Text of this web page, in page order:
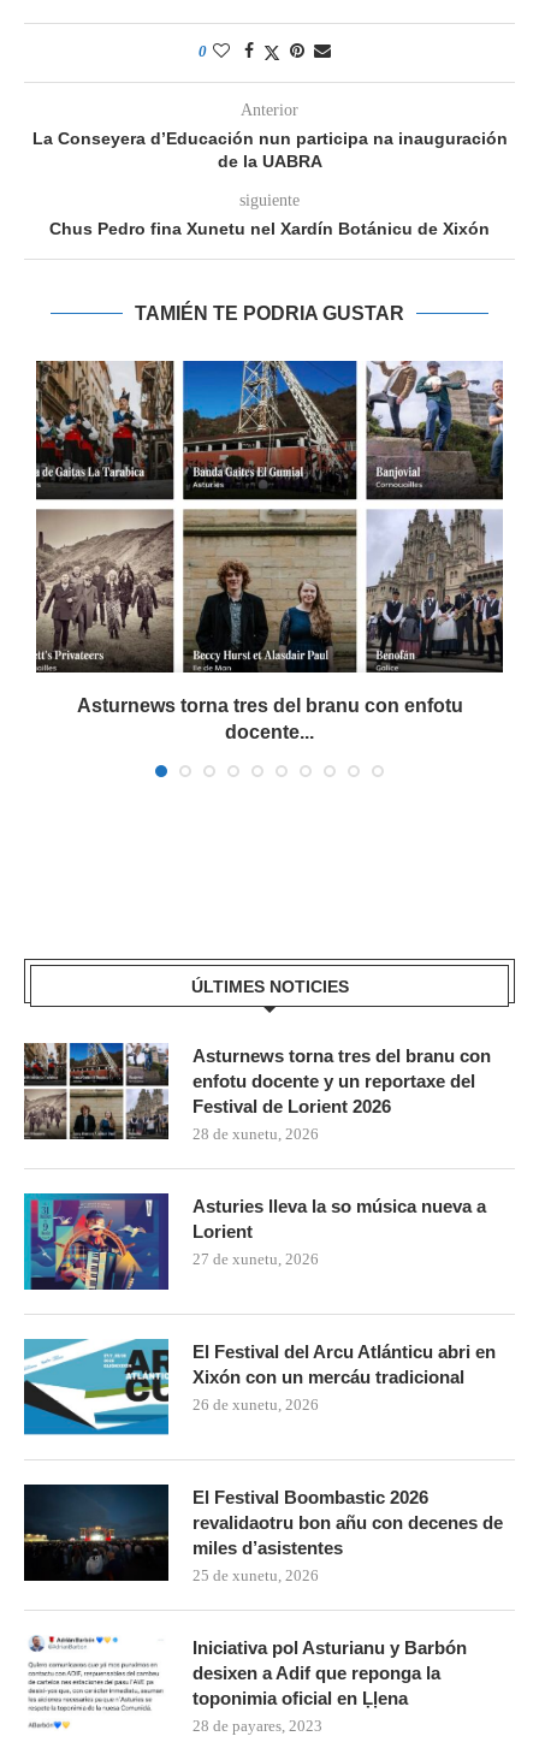
0
Anterior
La Conseyera d’Educación nun participa na inauguración
de la UABRA
siguiente
Chus Pedro fina Xunetu nel Xardín Botánicu de Xixón
TAMIÉN TE PODRIA GUSTAR
Asturnews torna tres del branu con enfotu
docente...
ÚLTIMES NOTICIES
Asturnews torna tres del branu con
enfotu docente y un reportaxe del
Festival de Lorient 2026
28 de xunetu, 2026
Asturies lleva la so música nueva a
Lorient
27 de xunetu, 2026
El Festival del Arcu Atlánticu abri en
Xixón con un mercáu tradicional
26 de xunetu, 2026
El Festival Boombastic 2026
revalidaotru bon añu con decenes de
miles d’asistentes
25 de xunetu, 2026
Iniciativa pol Asturianu y Barbón
desixen a Adif que reponga la
toponimia oficial en Ḷḷena
28 de payares, 2023